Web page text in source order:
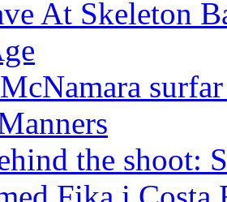
At Skeleton
the shoot: